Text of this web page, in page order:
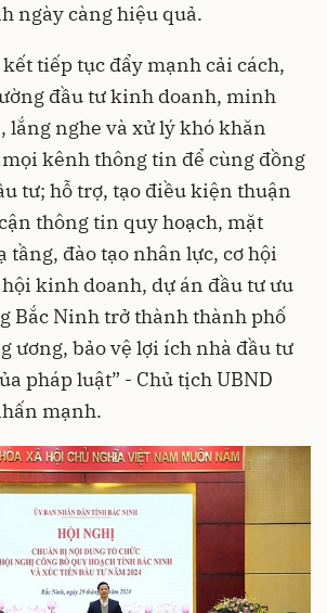
ngày càng hiệu quả.
tiếp tục đẩy mạnh cải cách,
đầu tư kinh doanh, minh
lắng nghe và xử lý khó khăn
kênh thông tin để cùng đồng
tư; hỗ trợ, tạo điều kiện thuận
thông tin quy hoạch, mặt
tầng, đào tạo nhân lực, cơ hội
kinh doanh, dự án đầu tư ưu
Bắc Ninh trở thành thành phố
ương, bảo vệ lợi ích nhà đầu tư
pháp luật” - Chủ tịch UBND
mạnh.